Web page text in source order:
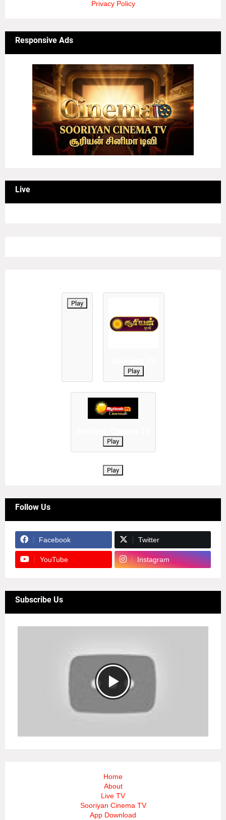
Privacy Policy
Responsive Ads
Live
Play
Play
Play
Play
Follow Us
Facebook Twitter
YouTube Instagram
Subscribe Us
Home
About
Live TV
Sooriyan Cinema TV
App Download